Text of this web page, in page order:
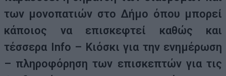
των μονοπατιών στο Δήμο όπου μπορεί
κάποιος να επισκεφτεί καθώς και
τέσσερα Info – Κιόσκι για την ενημέρωση
– πληροφόρηση των επισκεπτών για τις